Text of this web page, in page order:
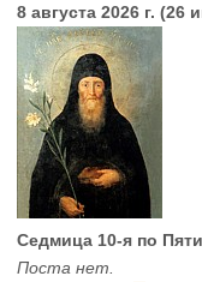
8 августа 2026 г. (26
Седмица 10-я по
Поста нет.